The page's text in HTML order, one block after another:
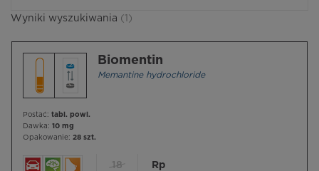
Wyniki wyszukiwania (1)
Biomentin
Memantine hydrochloride
Postać: tabl. powl.
Dawka: 10 mg
Opakowanie: 28 szt.
18
Rp